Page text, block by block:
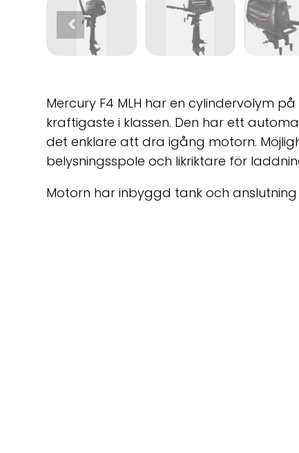
Mercury F4 MLH har en cylindervolym
kraftigaste i klassen. Den har ett
det enklare att dra igång motorn.
belysningsspole och likriktare för
Motorn har inbyggd tank och